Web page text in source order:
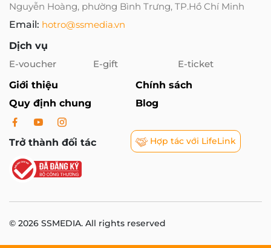
Nguyễn Hoàng, phường Bình Trưng, TP.Hồ Chí Minh
Email: hotro@ssmedia.vn
Dịch vụ
E-voucher
E-gift
E-ticket
Giới thiệu
Chính sách
Quy định chung
Blog
Trở thành đối tác Hợp tác với LifeLink
© 2026 SSMEDIA. All rights reserved